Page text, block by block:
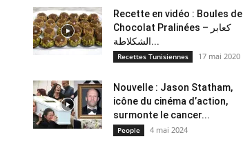
Recette en vidéo : Boules de
Chocolat Pralinées – كعابر
الشكلاطة...
Recettes Tunisiennes 17 mai 2020
Nouvelle : Jason Statham,
icône du cinéma d’action,
surmonte le cancer...
People 4 mai 2024